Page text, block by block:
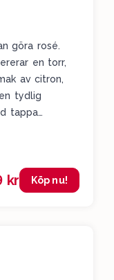
göra rosé.
en torr,
av citron,
tydlig
tappa
har formen
eventuella
kr Köp nu!